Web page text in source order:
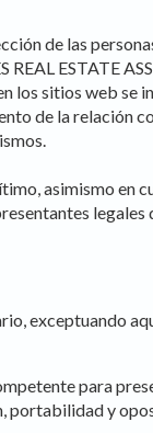
de las
ESTATE
los sitios web se
de la relación
asimismo en
legales
exceptuando
para
portabilidad y